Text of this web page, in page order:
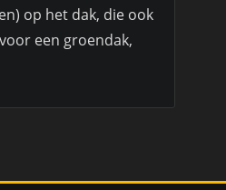
op het dak, die ook
een groendak,